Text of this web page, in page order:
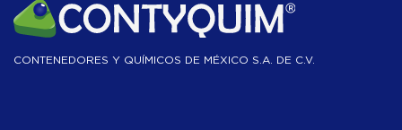
CONTENEDORES Y QUÍMICOS DE MÉXICO S.A. DE C.V.